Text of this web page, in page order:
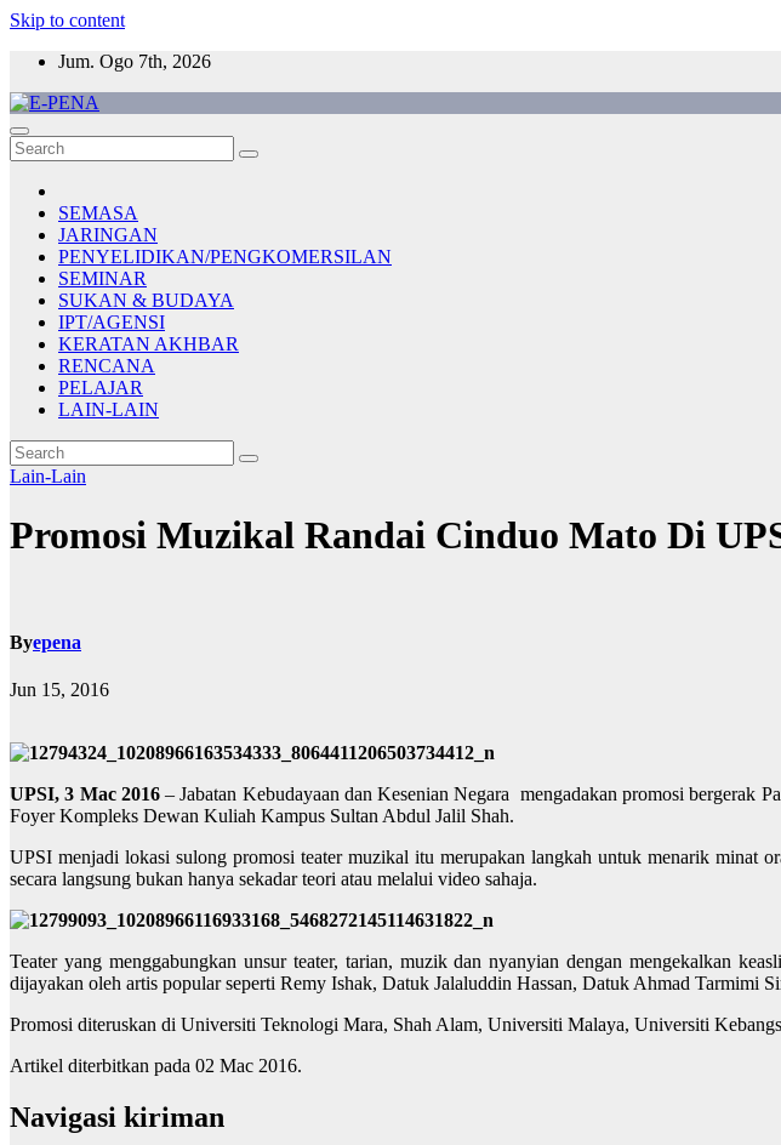
Skip to content
Jum. Ogo 7th, 2026
E-PENA
Berita Digital Terkini
SEMASA
JARINGAN
PENYELIDIKAN/PENGKOMERSILAN
SEMINAR
SUKAN & BUDAYA
IPT/AGENSI
KERATAN AKHBAR
RENCANA
PELAJAR
LAIN-LAIN
Lain-Lain
Promosi Muzikal Randai Cinduo Mato Di
Byepena
Jun 15, 2016
UPSI, 3 Mac 2016– Jabatan Kebudayaan dan Kesenian Negara mengadakan promosi bergerak
Foyer Kompleks Dewan Kuliah Kampus Sultan Abdul Jalil Shah.
UPSI menjadi lokasi sulong promosi teater muzikal itu merupakan langkah untuk menarik minat
secara langsung bukan hanya sekadar teori atau melalui video sahaja.
Teater yang menggabungkan unsur teater, tarian, muzik dan nyanyian dengan mengekalkan
dijayakan oleh artis popular seperti Remy Ishak, Datuk Jalaluddin Hassan, Datuk Ahmad Tarmimi
Promosi diteruskan di Universiti Teknologi Mara, Shah Alam, Universiti Malaya, Universiti
Artikel diterbitkan pada 02 Mac 2016.
Navigasi kiriman